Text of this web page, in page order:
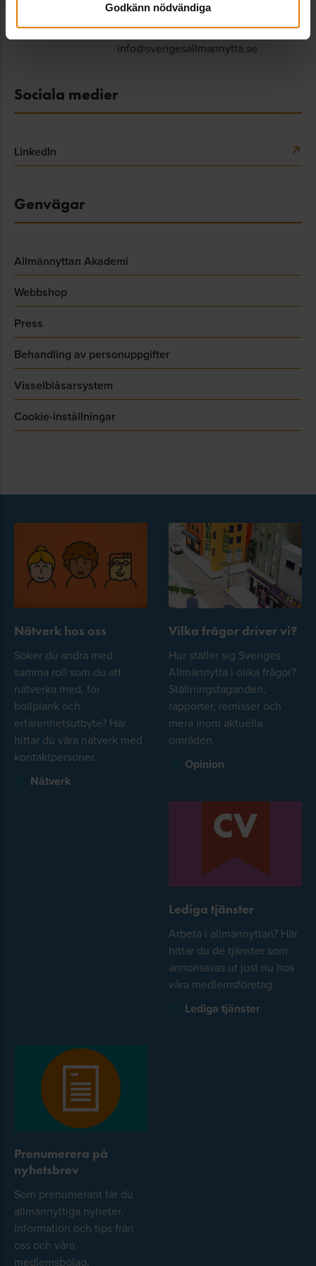
Godkänn nödvändiga
08-406 55 00
info@sverigesallmannytta.se
Sociala medier
LinkedIn
Genvägar
Allmännyttan Akademi
Webbshop
Press
Behandling av personuppgifter
Visselblåsarsystem
Cookie-inställningar
Nätverk hos oss
Söker du andra med
samma roll som du att
nätverka med, för
bollplank och
erfarenhetsutbyte? Här
hittar du våra nätverk med
kontaktpersoner.
Nätverk
Vilka frågor driver vi?
Hur ställer sig Sveriges
Allmännytta i olika frågor?
Ställningstaganden,
rapporter, remisser och
mera inom aktuella
områden.
Opinion
Lediga tjänster
Arbeta i allmännyttan? Här
hittar du de tjänster som
annonseras ut just nu hos
våra medlemsföretag.
Lediga tjänster
Prenumerera på
nyhetsbrev
Som prenumerant får du
allmännyttiga nyheter,
information och tips från
oss och våra
medlemsbolag.